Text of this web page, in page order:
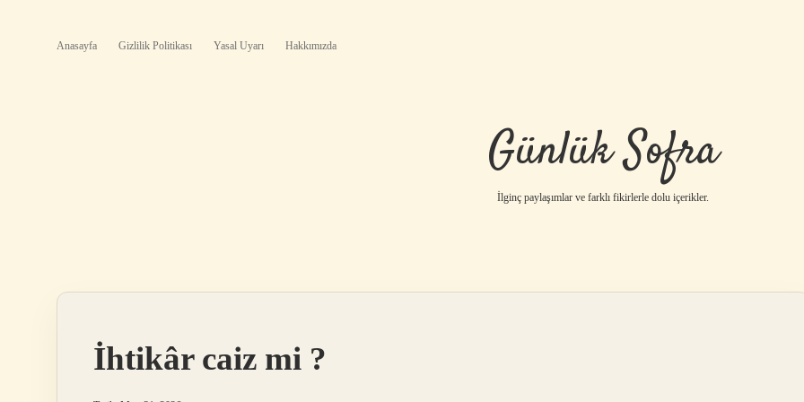
Anasayfa Gizlilik Politikası Yasal Uyarı Hakkımızda
Günlük Sofra
İlginç paylaşımlar ve farklı fikirlerle dolu içerikler.
İhtikâr caiz mi ?